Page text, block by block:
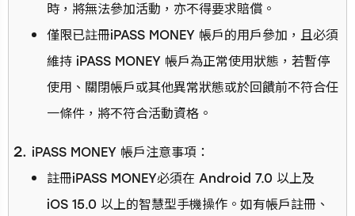
時，將無法參加活動，亦不得要求賠償。
僅限已註冊iPASS MONEY 帳戶的用戶參加，且必須
維持 iPASS MONEY 帳戶為正常使用狀態，若暫停
使用、關閉帳戶或其他異常狀態或於回饋前不符合任
一條件，將不符合活動資格。
iPASS MONEY 帳戶注意事項：
註冊iPASS MONEY必須在 Android 7.0 以上及
iOS 15.0 以上的智慧型手機操作。如有帳戶註冊、